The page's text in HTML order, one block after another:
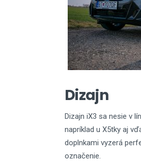
Dizajn
Dizajn iX3 sa nesie v
napríklad u X5tky aj
doplnkami vyzerá
označenie.